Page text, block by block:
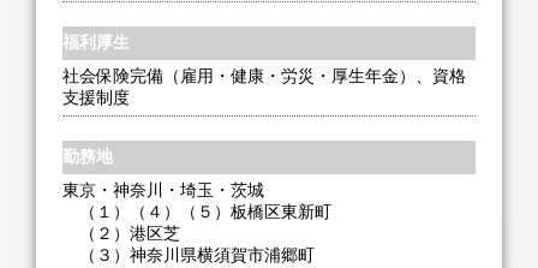
福利厚生
社会保険完備（雇用・健康・労災・厚生年金）、資格
支援制度
勤務地
東京・神奈川・埼玉・茨城
（１）（４）（５）板橋区東新町
（２）港区芝
（３）神奈川県横須賀市浦郷町